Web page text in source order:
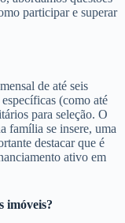
participar e superar
de até seis
(como até
para seleção. O
família se insere, uma
destacar que é
ativo em
imóveis?